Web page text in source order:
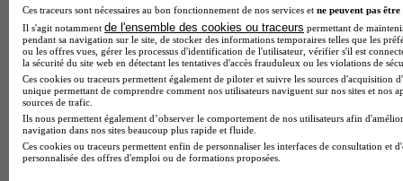
BTS Pi en alternance
BTS Sp3s en alternance
Master CCA en alternance
BTS Ndrc en alternance
BTS Sam en alternance
Cap Fleuriste en alternance
BTS Sio en alternance
MSc Marketing Digital en alternance
BTS Gpme en alternance
Cap Electricien en alternance
Ces traceurs sont nécessaires au bon fonctionnement de nos services et ne peuvent pas être
Il s'agit notamment de l'ensemble des cookies ou traceurs permettant de
pendant sa navigation sur le site, de stocker des informations temporaires telles que les
ou les offres vues, gérer les processus d'identification de l'utilisateur, vérifier s'il est
la sécurité du site web en détectant les tentatives d'accès frauduleux ou les violations de
Ces cookies ou traceurs permettent également de piloter et suivre les sources d'acquisition
unique permettant de comprendre comment nos utilisateurs naviguent sur nos sites et nos
sources de trafic.
Ils nous permettent également d’observer le comportement de nos utilisateurs afin
navigation dans nos sites beaucoup plus rapide et fluide.
Ces cookies ou traceurs permettent enfin de personnaliser les interfaces de consultation et
personnalisée des offres d'emploi ou de formations proposées.